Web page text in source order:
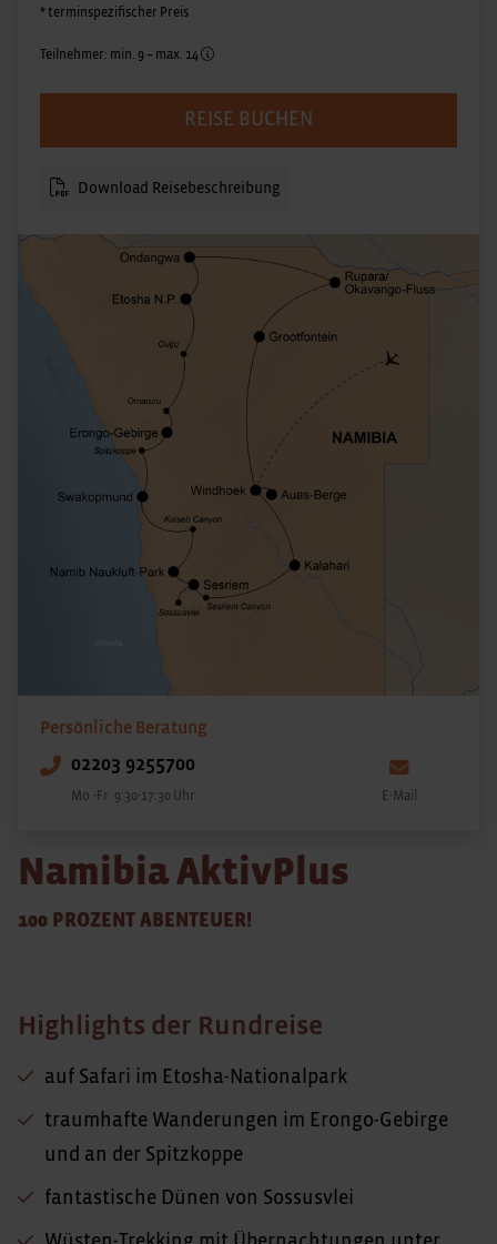
* terminspezifischer Preis
Teilnehmer: min. 9 – max. 14
REISE BUCHEN
Download Reisebeschreibung
Persönliche Beratung
02203 9255700
Mo.-Fr. 9:30-17:30 Uhr E-Mail
Namibia AktivPlus
100 PROZENT ABENTEUER!
Highlights der Rundreise
auf Safari im Etosha-Nationalpark
traumhafte Wanderungen im Erongo-Gebirge
und an der Spitzkoppe
fantastische Dünen von Sossusvlei